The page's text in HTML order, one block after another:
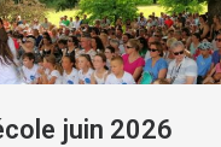
juin 2026